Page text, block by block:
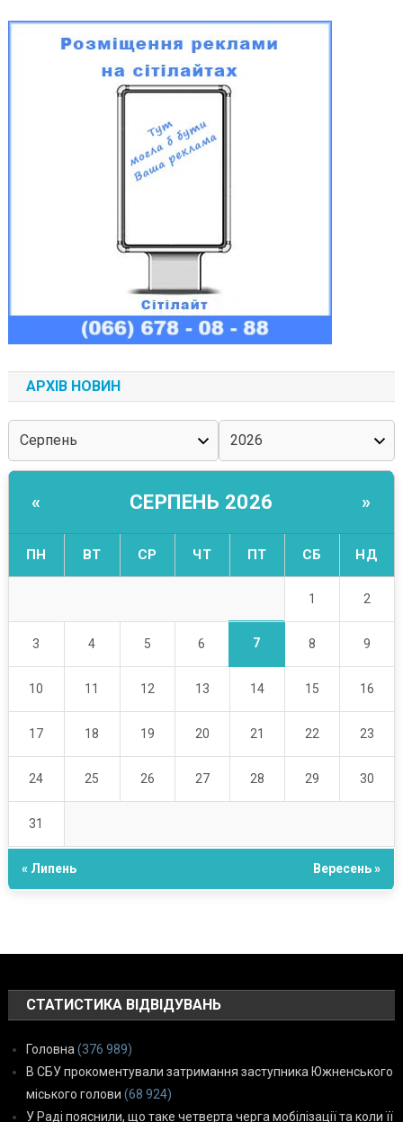
АРХІВ НОВИН
« СЕРПЕНЬ 2026 »
ПН ВТ СР ЧТ ПТ СБ НД
1 2
3 4 5 6 7 8 9
10 11 12 13 14 15 16
17 18 19 20 21 22 23
24 25 26 27 28 29 30
31
« Липень Вересень »
СТАТИСТИКА ВІДВІДУВАНЬ
Головна (376 989)
В СБУ прокоментували затримання заступника Южненського
міського голови (68 924)
У Раді пояснили, що таке четверта черга мобілізації та коли її